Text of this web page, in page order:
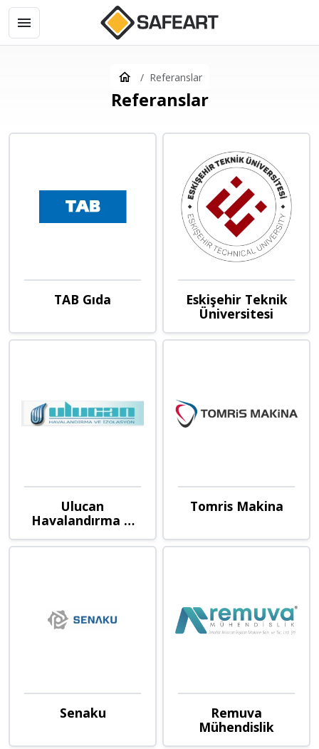
Referanslar
Referanslar
TAB Gıda
Eskişehir Teknik
Üniversitesi
Ulucan
Havalandırma &
Tomris Makina
Senaku
Remuva
Mühendislik